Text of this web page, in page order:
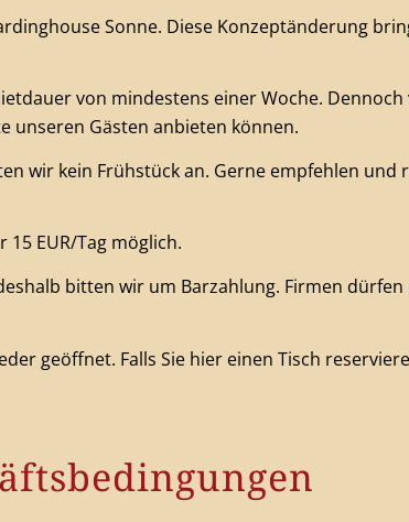
Sonne. Diese Konzeptänderung
von mindestens einer Woche.
unseren Gästen anbieten können.
wir kein Frühstück an. Gerne empfehlen und
EUR/Tag möglich.
bitten wir um Barzahlung. Firmen
geöffnet. Falls Sie hier einen Tisch